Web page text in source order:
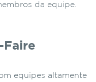
da equipe.
Faire
equipes altamente